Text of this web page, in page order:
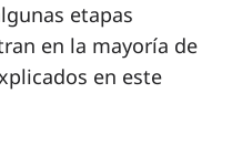
etapas
en la mayoría de
en este